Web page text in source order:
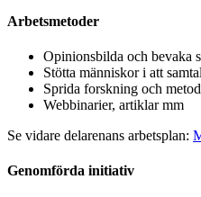
Arbetsmetoder
Opinionsbilda och bevaka
Stötta människor i att
Sprida forskning och
Webbinarier, artiklar mm
Se vidare delarenans arbetsplan:
Genomförda initiativ